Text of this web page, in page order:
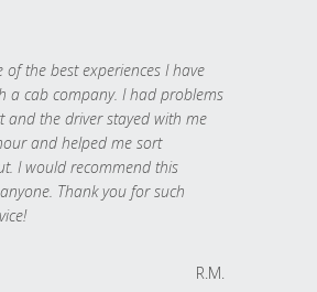
of the best experiences I have
a cab company. I had problems
and the driver stayed with me
and helped me sort
I would recommend this
Thank you for such
R.M.